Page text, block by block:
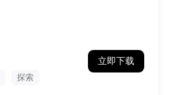
探索
立即下载